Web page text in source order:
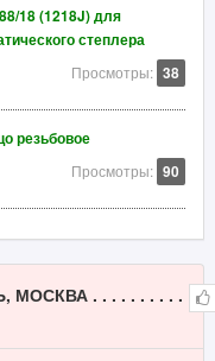
18 (1218J) для
степлера
Просмотры: 38
резьбовое
Просмотры: 90
МОСКВА . . . . . . . . . .